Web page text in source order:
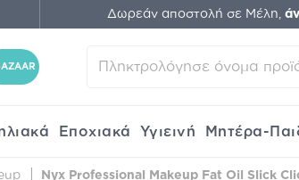
Δωρεάν αποστολή σε Μέλη,
Εποχιακά Υγιεινή Μητέρα-
Nyx Professional Makeup Fat Oil Slick